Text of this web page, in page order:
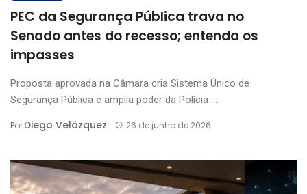
PEC da Segurança Pública trava no
Senado antes do recesso; entenda os
impasses
Proposta aprovada na Câmara cria Sistema Único de
Segurança Pública e amplia poder da Polícia ...
PorDiego Velázquez 26 de junho de 2026